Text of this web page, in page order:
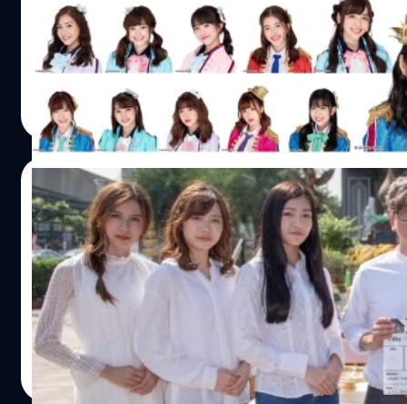
Arena Muang Thong Thani วันนี้มีรายละเอียดต่างๆ ประ
ราคาตั๋ว กติกาการจองที่จะเริ่มเปิดให้จองกันในวันที่ 1 ธันวา
BNK48 Space Mission Concert มาร่วมสร้างคอนเสิร์ตที่ส
มกราคม 2562 ประตูเปิด 8:00 / การแสดงเริ่ม 10:00 ราค
3,800(Standing) / 4,800(Standing)…
Meechok Dechpokasup | 2817 days ago
Read More
21/11/2018
BNK48 บวงสรวงหนังเรื่องแรก นำแสดงโดย
ยังคงเป็นกระแสอย่างต่อเนื่อง สำหรับวงไอดอลแกนนำอย่าง
เซนเตอร์ โชว์ตัว งานหนัง ออกมากันชนิดที่เรียกว่านับกันแทบ
ได้ข่าวการมาของหนังเรื่องของแรกของพวกเขา ผ่านเพจ
ไนท์ฯ รัชดา ฤกษ์งามยามดี ทีมผู้บริหาร ผู้กำกับ ทีมงาน นักแ
ทำจริงในช่วงต้นเดือนธันวาคม 2561 ที่จะถึงนี้ รายละเอียดภ
เลือกให้เป็น 1 ใน 30 จาก 400 โครงการเข้านำเสนอโครงก
International File Festival (South Korea) ภาพยนตร์โดย ค
Meechok Dechpokasup | 2817 days ago
Read More